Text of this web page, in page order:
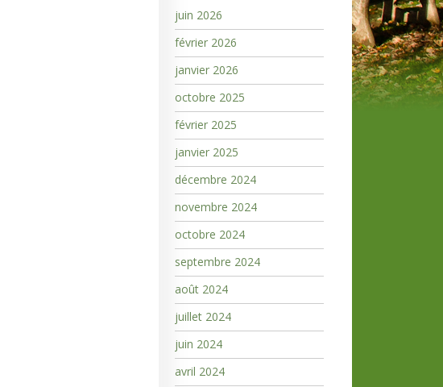
juin 2026
février 2026
janvier 2026
octobre 2025
février 2025
janvier 2025
décembre 2024
novembre 2024
octobre 2024
septembre 2024
août 2024
juillet 2024
juin 2024
avril 2024